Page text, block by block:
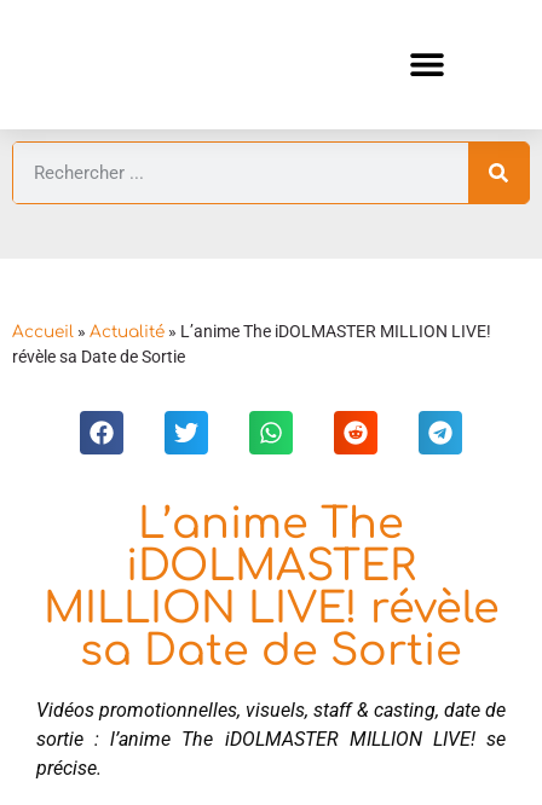
Accueil » Actualité » L’anime The iDOLMASTER MILLION LIVE!
révèle sa Date de Sortie
L’anime The
iDOLMASTER
MILLION LIVE! révèle
sa Date de Sortie
Vidéos promotionnelles, visuels, staff & casting, date de
sortie : l’anime The iDOLMASTER MILLION LIVE! se
précise.